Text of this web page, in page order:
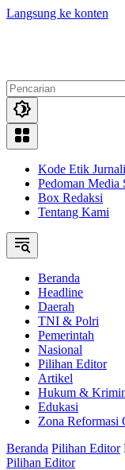
Langsung ke konten
Kode Etik
Pedoman Media
Box Redaksi
Tentang Kami
Beranda
Headline
Daerah
TNI & Polri
Pemerintah
Nasional
Pilihan Editor
Artikel
Hukum &
Edukasi
Zona Reformasi
Beranda Pilihan Editor
Pilihan Editor